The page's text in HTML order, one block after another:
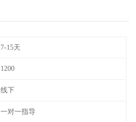
7-15天
1200
线下
一对一指导